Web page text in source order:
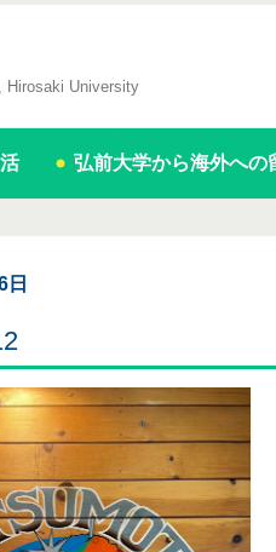
Hirosaki University
弘前大学から海外への
日